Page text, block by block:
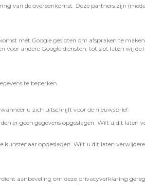
van de overeenkomst. Deze partners zijn
met Google gesloten om afspraken te
andere Google diensten, tot slot laten wij de
te beperken.
u zich uitschrijft voor de nieuwsbrief.
er geen gegevens opgeslagen. Wilt u dit laten
kunstenaar opgeslagen. Wilt u dit laten
aanbeveling om deze privacyverklaring